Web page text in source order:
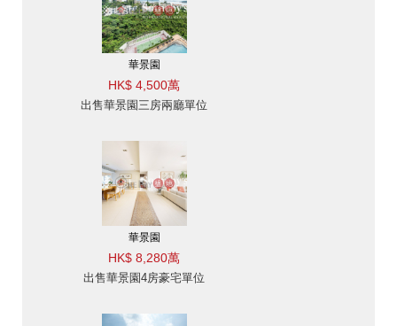
華景園
HK$ 4,500萬
出售華景園三房兩廳單位
華景園
HK$ 8,280萬
出售華景園4房豪宅單位